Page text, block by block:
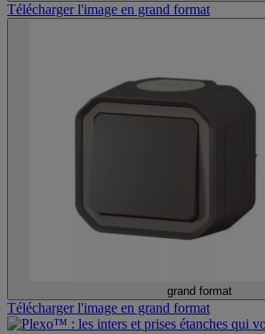
Télécharger l'image en grand format
grand format
Télécharger l'image en grand format